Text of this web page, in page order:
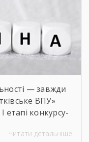
— завжди
ВПУ»
етапі конкурсу-
розвитку
Читати детальніше